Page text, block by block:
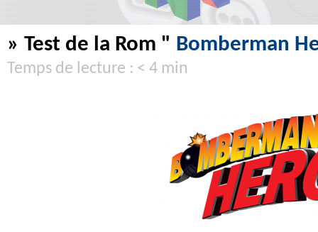
» Test de la Rom " Bomberman
Temps de lecture : < 4 min